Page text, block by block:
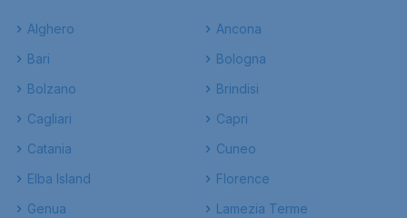
Alghero
Ancona
Bari
Bologna
Bolzano
Brindisi
Cagliari
Capri
Catania
Cuneo
Elba Island
Florence
Genua
Lamezia Terme